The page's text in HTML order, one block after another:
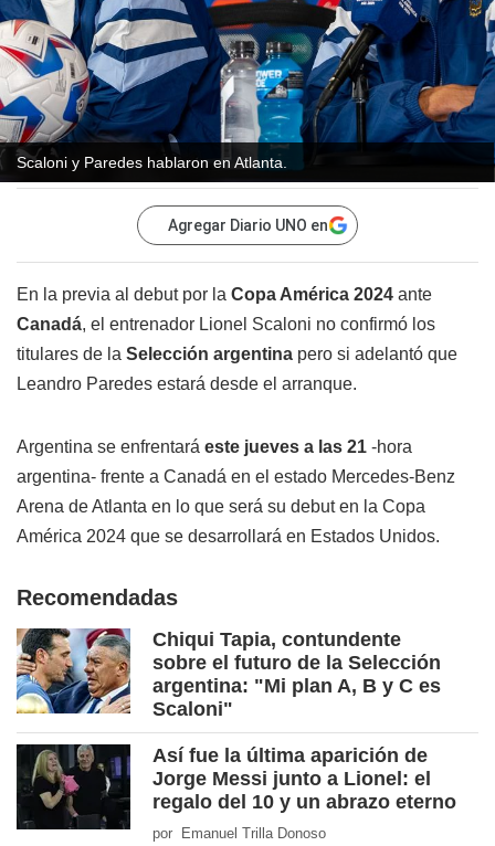
Scaloni y Paredes hablaron en Atlanta.
Agregar Diario UNO en
En la previa al debut por la Copa América 2024 ante
Canadá, el entrenador Lionel Scaloni no confirmó los
titulares de la Selección argentina pero si adelantó que
Leandro Paredes estará desde el arranque.
Argentina se enfrentará este jueves a las 21 -hora
argentina- frente a Canadá en el estado Mercedes-Benz
Arena de Atlanta en lo que será su debut en la Copa
América 2024 que se desarrollará en Estados Unidos.
Recomendadas
Chiqui Tapia, contundente
sobre el futuro de la Selección
argentina: "Mi plan A, B y C es
Scaloni"
Así fue la última aparición de
Jorge Messi junto a Lionel: el
regalo del 10 y un abrazo eterno
por Emanuel Trilla Donoso